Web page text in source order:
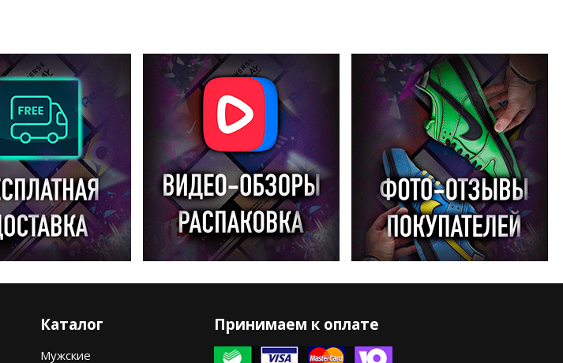
Каталог
Мужские
Принимаем к оплате